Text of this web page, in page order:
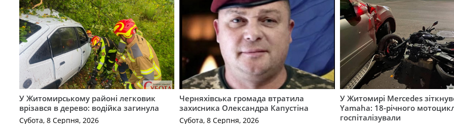
У Житомирському районі легковик
врізався в дерево: водійка загинула
Субота, 8 Серпня, 2026
Черняхівська громада втратила
захисника Олександра Капустіна
Субота, 8 Серпня, 2026
У Житомирі Mercedes
Yamaha: 18-річного
госпіталізували